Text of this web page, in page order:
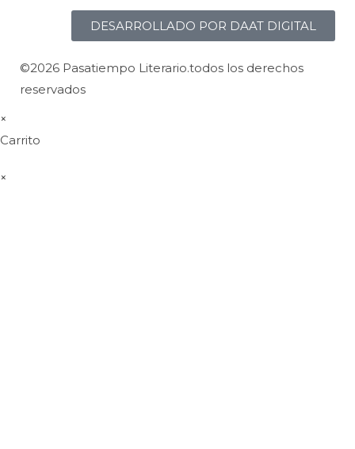
©2026 Pasatiempo Literario.todos los derechos
reservados
DESARROLLADO POR DAAT DIGITAL
×
Carrito
×